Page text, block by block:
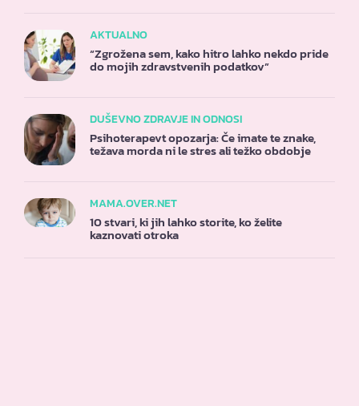
AKTUALNO
“Zgrožena sem, kako hitro lahko nekdo pride
do mojih zdravstvenih podatkov”
DUŠEVNO ZDRAVJE IN ODNOSI
Psihoterapevt opozarja: Če imate te znake,
težava morda ni le stres ali težko obdobje
MAMA.OVER.NET
10 stvari, ki jih lahko storite, ko želite
kaznovati otroka